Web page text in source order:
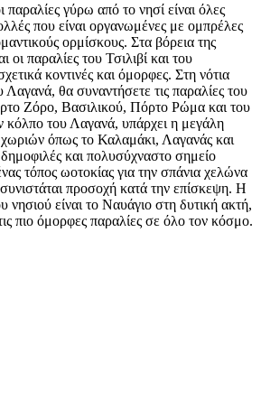
παραλίες γύρω από το νησί είναι όλες
που είναι οργανωμένες με ομπρέλες
ορμίσκους. Στα βόρεια της
οι παραλίες του Τσιλιβί και του
κοντινές και όμορφες. Στη νότια
θα συναντήσετε τις παραλίες του
Ζόρο, Βασιλικού, Πόρτο Ρώμα και του
κόλπο του Λαγανά, υπάρχει η μεγάλη
χωριών όπως το Καλαμάκι, Λαγανάς και
και πολυσύχναστο σημείο
τόπος ωοτοκίας για την σπάνια χελώνα
προσοχή κατά την επίσκεψη. Η
νησιού είναι το Ναυάγιο στη δυτική ακτή,
πιο όμορφες παραλίες σε όλο τον κόσμο.